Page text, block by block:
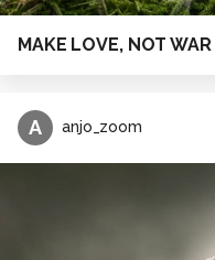
MAKE LOVE, NOT WAR
A anjo_zoom